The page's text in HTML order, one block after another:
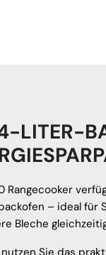
LITER-
Rangecooker
– ideal für
Bleche